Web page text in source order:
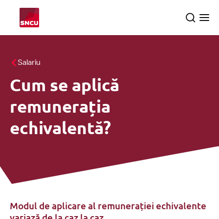
homepage
Search
Toate temele
Controale
Despre SNCU
Română
Salariu
Cum se aplică
remunerația
echivalentă?
Modul de aplicare al remunerației echivalente